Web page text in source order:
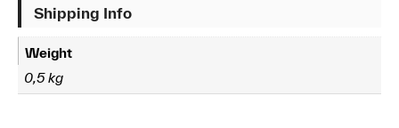
Shipping Info
Weight
0,5 kg